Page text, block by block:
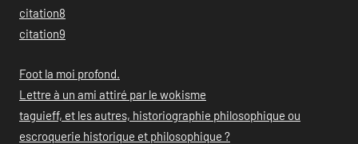
citation8
citation9
Foot la moi profond.
Lettre à un ami attiré par le wokisme
taguieff, et les autres, historiographie philosophique ou
escroquerie historique et philosophique ?